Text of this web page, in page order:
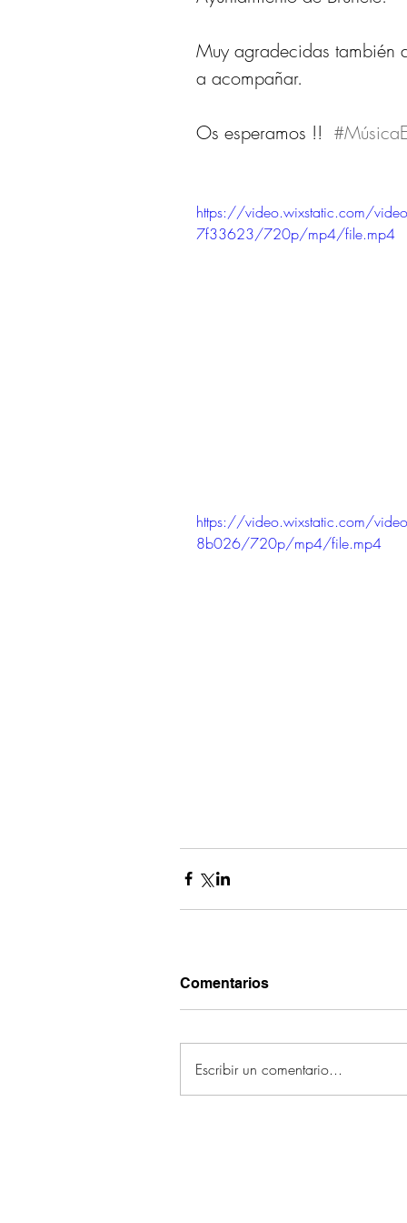
Muy agradecidas también
a acompañar.
Os esperamos !!
https://video.wixstatic.com/
7f33623/720p/mp4/file.mp4
https://video.wixstatic.com/
8b026/720p/mp4/file.mp4
Comentarios
Escribir un comentario...